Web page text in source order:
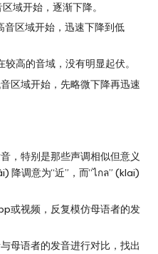
域开始，逐渐下降。
音区域开始，迅速下降到低
较高的音域，没有明显起伏。
区域开始，先略微下降再迅速
，特别是那些声调相似但意义
降调意为“近”，而“ไกล” (klai)
或视频，反复模仿母语者的发
母语者的发音进行对比，找出